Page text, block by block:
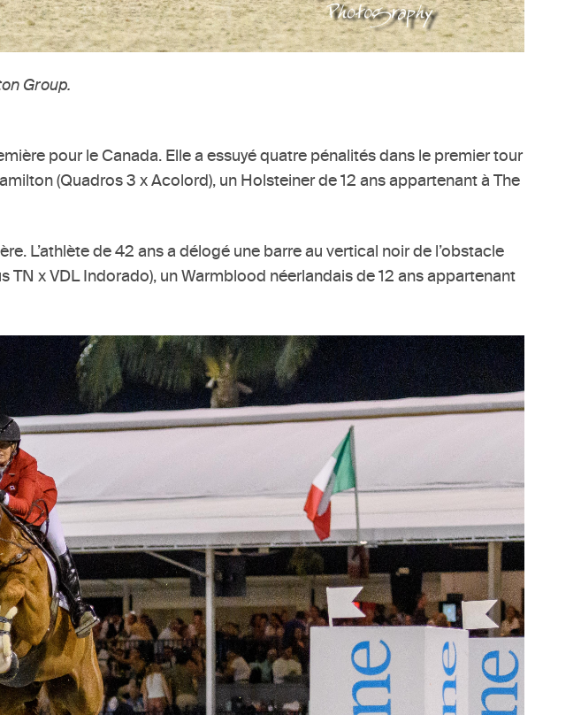
Group.
pour le Canada. Elle a essuyé quatre pénalités dans le premier tour
(Quadros 3 x Acolord), un Holsteiner de 12 ans appartenant à The
L’athlète de 42 ans a délogé une barre au vertical noir de l’obstacle
x VDL Indorado), un Warmblood néerlandais de 12 ans appartenant